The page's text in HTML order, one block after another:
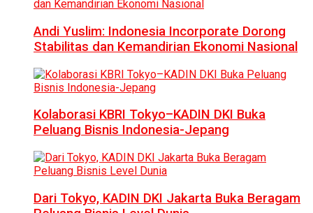
Andi Yuslim: Indonesia Incorporate Dorong
Stabilitas dan Kemandirian Ekonomi Nasional
Kolaborasi KBRI Tokyo–KADIN DKI Buka
Peluang Bisnis Indonesia-Jepang
Dari Tokyo, KADIN DKI Jakarta Buka Beragam